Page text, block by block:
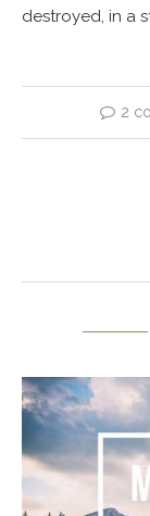
destroyed, in a
2